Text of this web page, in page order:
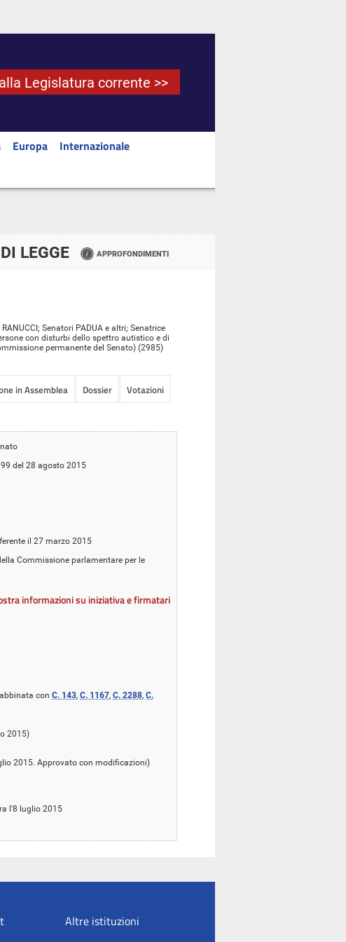
Legislatura corrente >>
Europa
Internazionale
LEGGE APPROFONDIMENTI
Senatori PADUA e altri; Senatrice
con disturbi dello spettro autistico e di
permanente del Senato) (2985)
in Assemblea Dossier
Votazioni
del 28 agosto 2015
il 27 marzo 2015
Commissione parlamentare per le
informazioni su iniziativa e firmatari
con C. 143, C. 1167, C. 2288, C.
2015)
2015. Approvato con modificazioni)
l'8 luglio 2015
Altre istituzioni